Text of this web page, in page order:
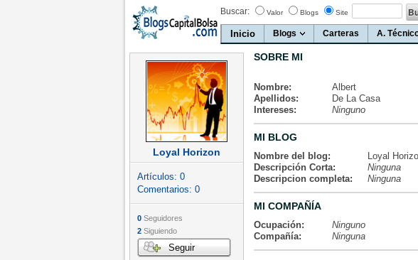
Buscar: Valor Blogs Site
Inicio Blogs Carteras A.
Loyal Horizon
Artículos: 0
Comentarios: 0
0 Seguidores
2 Siguiendo
Seguir
SOBRE MI
Nombre:
Albert
Apellidos:
De La Casa
Intereses:
Ninguno
MI BLOG
Nombre del blog:
Loyal
Descripción Corta:
Ninguna
Descripcion completa:
Ninguna
MI COMPAÑÍA
Ocupación:
Ninguno
Compañía:
Ninguna